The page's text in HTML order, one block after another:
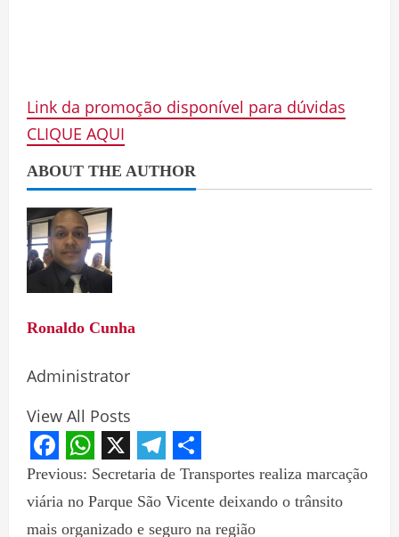
Link da promoção disponível para dúvidas
CLIQUE AQUI
ABOUT THE AUTHOR
Ronaldo Cunha
Administrator
View All Posts
Facebook
WhatsApp
X Telegram
Share
Previous: Secretaria de Transportes realiza marcação
viária no Parque São Vicente deixando o trânsito
mais organizado e seguro na região